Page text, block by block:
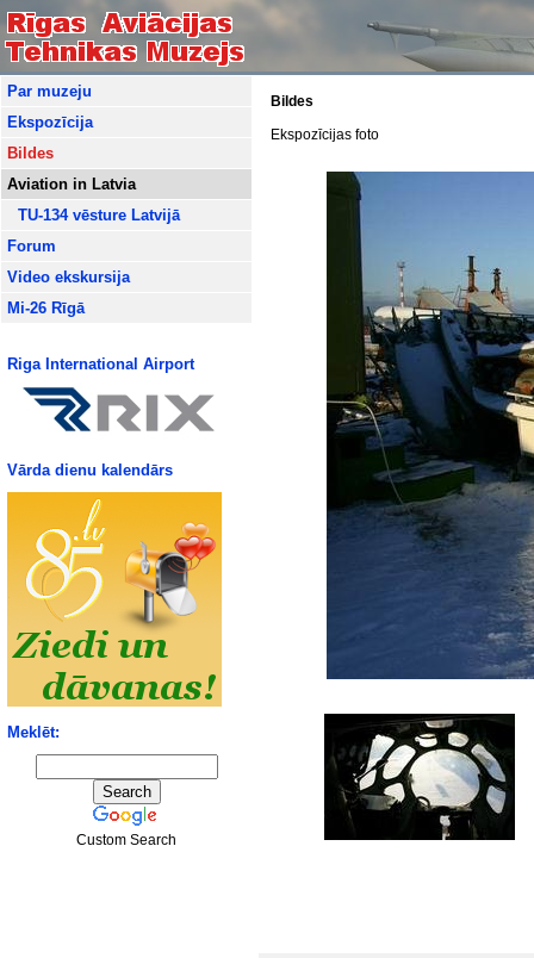
Par muzeju
Ekspozīcija
Bildes
Aviation in Latvia
TU-134 vēsture Latvijā
Forum
Video ekskursija
Mi-26 Rīgā
Riga International Airport
Vārda dienu kalendārs
Meklēt:
Custom Search
Bildes
Ekspozīcijas foto